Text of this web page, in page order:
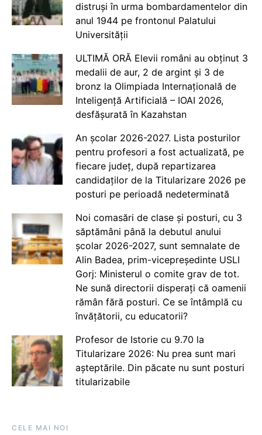
distruși în urma bombardamentelor din
anul 1944 pe frontonul Palatului
Universității
ULTIMĂ ORĂ Elevii români au obținut 3
medalii de aur, 2 de argint și 3 de
bronz la Olimpiada Internațională de
Inteligență Artificială – IOAI 2026,
desfășurată în Kazahstan
An școlar 2026-2027. Lista posturilor
pentru profesori a fost actualizată, pe
fiecare județ, după repartizarea
candidaților de la Titularizare 2026 pe
posturi pe perioadă nedeterminată
Noi comasări de clase și posturi, cu 3
săptămâni până la debutul anului
școlar 2026-2027, sunt semnalate de
Alin Badea, prim-vicepreședinte USLI
Gorj: Ministerul o comite grav de tot.
Ne sună directorii disperați că oamenii
rămân fără posturi. Ce se întâmplă cu
învățătorii, cu educatorii?
Profesor de Istorie cu 9.70 la
Titularizare 2026: Nu prea sunt mari
așteptările. Din păcate nu sunt posturi
titularizabile
CELE MAI NOI